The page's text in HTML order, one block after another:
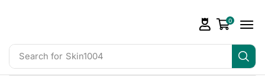
Search for Skin1004
0